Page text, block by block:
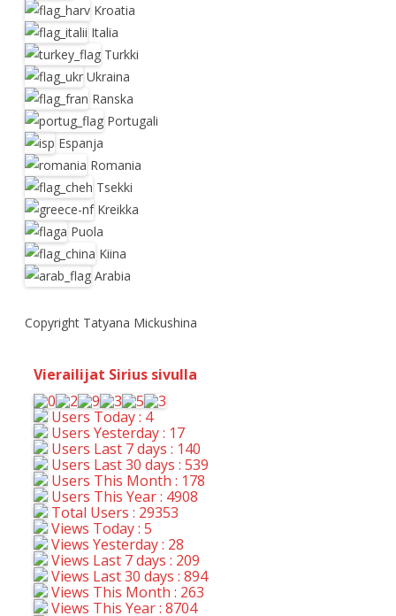
Kroatia
Italia
Turkki
Ukraina
Ranska
Portugali
Espanja
Romania
Tsekki
Kreikka
Puola
Kiina
Arabia
Copyright Tatyana Mickushina
Vierailijat Sirius sivulla
Users Today : 4
Users Yesterday : 17
Users Last 7 days : 140
Users Last 30 days : 539
Users This Month : 178
Users This Year : 4908
Total Users : 29353
Views Today : 5
Views Yesterday : 28
Views Last 7 days : 209
Views Last 30 days : 894
Views This Month : 263
Views This Year : 8704